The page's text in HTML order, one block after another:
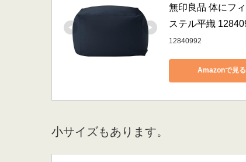
無印良品 体にフ
ステル平織
12840992
Amazonで見る
小サイズもあります。